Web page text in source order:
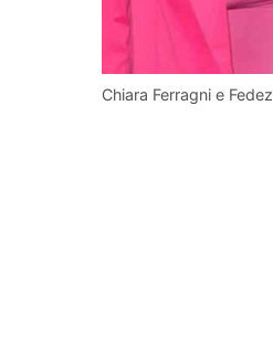
Chiara Ferragni e